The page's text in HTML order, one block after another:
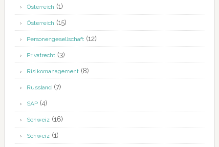
Österreich (1)
Österreich (15)
Personengesellschaft(12)
Privatrecht(3)
Risikomanagement(8)
Russland(7)
SAP(4)
Schweiz (16)
Schweiz (1)